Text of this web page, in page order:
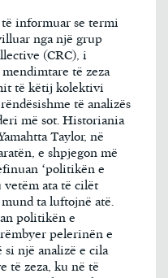
informuar se termi
nga një grup
(CRC), i
të zeza
të këtij kolektivi
të analizës
më sot. Historiania
Taylor, në
e shpjegon më
‘politikën e
ata të cilët
ta luftojnë atë.
politikën e
pelerinën e
si një analizë e cila
të zeza, ku në të